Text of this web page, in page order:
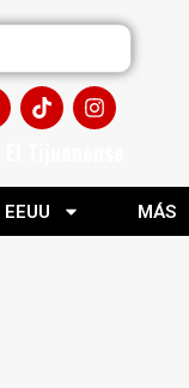
EEUU MÁS